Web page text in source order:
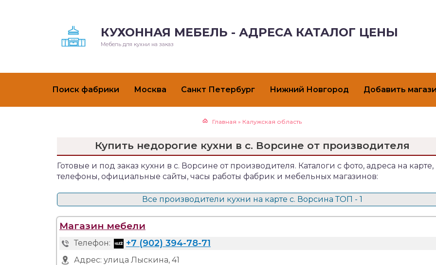
КУХОННАЯ МЕБЕЛЬ - АДРЕСА КАТАЛОГ ЦЕНЫ
Мебель для кухни на заказ
Поиск фабрики Москва Санкт Петербург Нижний Новгород Добавить
Главная » Калужская область
Купить недорогие кухни в с. Ворсине от производителя
Готовые и под заказ кухни в с. Ворсине от производителя. Каталоги с фото, адреса на карте,
телефоны, официальные сайты, часы работы фабрик и мебельных магазинов:
Все производители кухни на карте с. Ворсина ТОП - 1
Магазин мебели
Телефон: +7 (902) 394-78-71
Адрес: улица Лыскина, 41